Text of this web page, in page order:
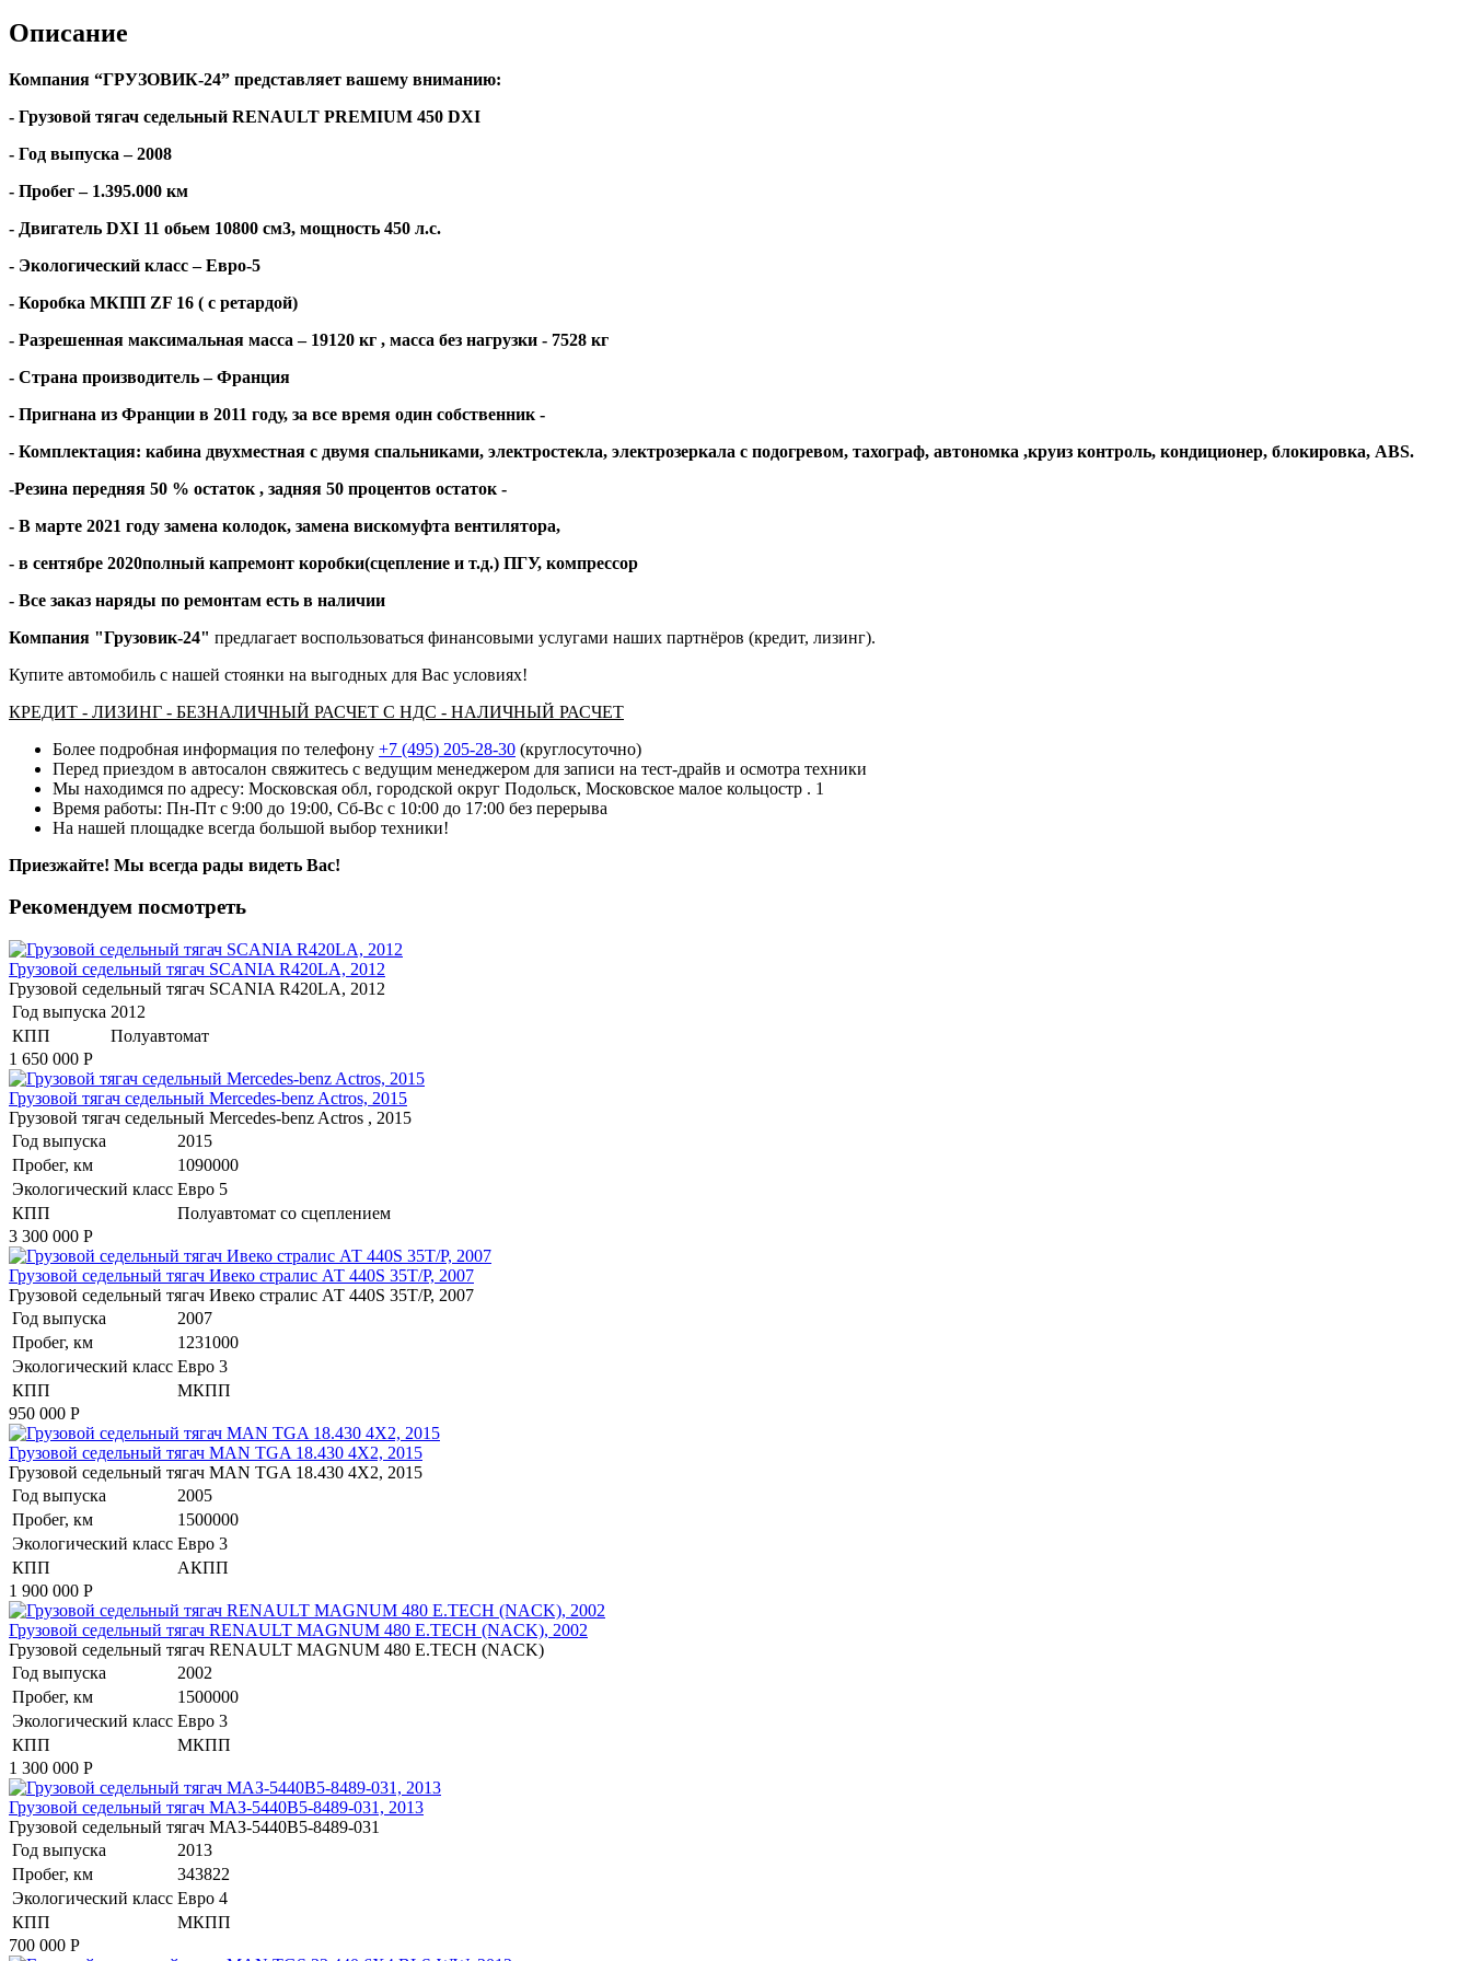
Описание
Компания “ГРУЗОВИК-24” представляет вашему вниманию:
- Грузовой тягач седельный RENAULT PREMIUM 450 DXI
- Год выпуска – 2008
- Пробег – 1.395.000 км
- Двигатель DXI 11 обьем 10800 см3, мощность 450 л.с.
- Экологический класс – Евро-5
- Коробка МКПП ZF 16 ( с ретардой)
- Разрешенная максимальная масса – 19120 кг , масса без нагрузки - 7528 кг
- Страна производитель – Франция
- Пригнана из Франции в 2011 году, за все время один собственник -
- Комплектация: кабина двухместная с двумя спальниками, электростекла, электрозеркала с подогревом, тахограф, автономка ,круиз контроль, кондиционер, блокировка, ABS.
-Резина передняя 50 % остаток , задняя 50 процентов остаток -
- В марте 2021 году замена колодок, замена вискомуфта вентилятора,
- в сентябре 2020полный капремонт коробки(сцепление и т.д.) ПГУ, компрессор
- Все заказ наряды по ремонтам есть в наличии
Компания "Грузовик-24" предлагает воспользоваться финансовыми услугами наших партнёров (кредит, лизинг).
Купите автомобиль с нашей стоянки на выгодных для Вас условиях!
КРЕДИТ - ЛИЗИНГ - БЕЗНАЛИЧНЫЙ РАСЧЕТ С НДС - НАЛИЧНЫЙ РАСЧЕТ
Более подробная информация по телефону +7 (495) 205-28-30 (круглосуточно)
Перед приездом в автосалон свяжитесь с ведущим менеджером для записи на тест-драйв и осмотра техники
Мы находимся по адресу: Московская обл, городской округ Подольск, Московское малое кольцостр . 1
Время работы: Пн-Пт с 9:00 до 19:00, Сб-Вс с 10:00 до 17:00 без перерыва
На нашей площадке всегда большой выбор техники!
Приезжайте! Мы всегда рады видеть Вас!
Рекомендуем посмотреть
Грузовой седельный тягач SCANIA R420LA, 2012
Грузовой седельный тягач SCANIA R420LA, 2012
Год выпуска 2012
КПП
Полуавтомат
1 650 000 Р
Грузовой тягач седельный Mercedes-benz Actros, 2015
Грузовой тягач седельный Mercedes-benz Actros , 2015
Год выпуска
2015
Пробег, км
1090000
Экологический класс Евро 5
КПП
Полуавтомат со сцеплением
3 300 000 Р
Грузовой седельный тягач Ивеко стралис АТ 440S 35T/P, 2007
Грузовой седельный тягач Ивеко стралис АТ 440S 35T/P, 2007
Год выпуска
2007
Пробег, км
1231000
Экологический класс Евро 3
КПП
МКПП
950 000 Р
​Грузовой седельный тягач MAN TGA 18.430 4X2, 2015
​Грузовой седельный тягач MAN TGA 18.430 4X2, 2015
Год выпуска
2005
Пробег, км
1500000
Экологический класс Евро 3
КПП
АКПП
1 900 000 Р
​Грузовой седельный тягач RENAULT MAGNUM 480 E.TECH (NACK), 2002
​Грузовой седельный тягач RENAULT MAGNUM 480 E.TECH (NACK)
Год выпуска
2002
Пробег, км
1500000
Экологический класс Евро 3
КПП
МКПП
1 300 000 Р
​Грузовой седельный тягач МАЗ-5440В5-8489-031, 2013
​Грузовой седельный тягач МАЗ-5440В5-8489-031
Год выпуска
2013
Пробег, км
343822
Экологический класс Евро 4
КПП
МКПП
700 000 Р